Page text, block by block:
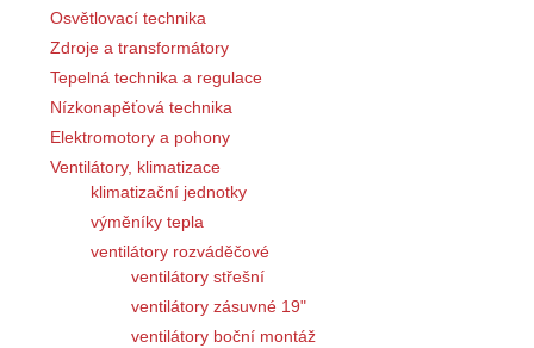
Osvětlovací technika
Zdroje a transformátory
Tepelná technika a regulace
Nízkonapěťová technika
Elektromotory a pohony
Ventilátory, klimatizace
klimatizační jednotky
výměníky tepla
ventilátory rozváděčové
ventilátory střešní
ventilátory zásuvné 19"
ventilátory boční montáž